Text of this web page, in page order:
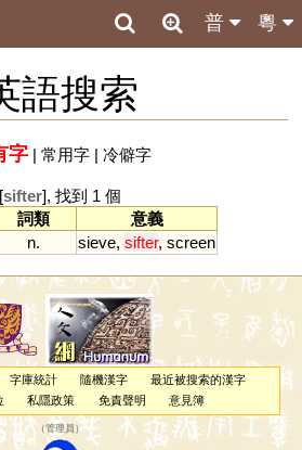
粵
普
語搜索
字| 常用字| 冷僻字
[sifter], 找到 1 個
詞類
意義
n. sieve, sifter, screen
字庫統計 隨機漢字
最近被搜索的漢字
私隱政策 免責聲明 意見簿
（管理員 ）